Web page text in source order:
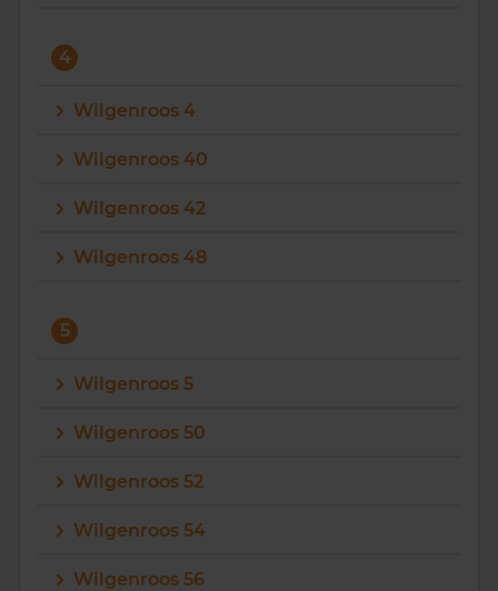
4
Wilgenroos 4
Wilgenroos 40
Wilgenroos 42
Wilgenroos 48
5
Wilgenroos 5
Wilgenroos 50
Wilgenroos 52
Wilgenroos 54
Wilgenroos 56